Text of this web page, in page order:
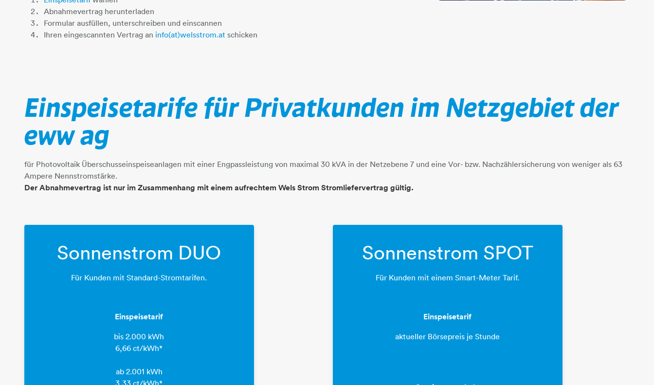
Abnahmevertrag herunterladen
Formular ausfüllen, unterschreiben und einscannen
Ihren eingescannten Vertrag an info(at)welsstrom.at schicken
Einspeisetarife für Privatkunden im Netzgebiet der
eww ag
für Photovoltaik Überschusseinspeiseanlagen mit einer Engpassleistung von maximal 30 kVA in der Netzebene 7 und eine Vor- bzw. Nachzählersicherung von weniger als 63
Ampere Nennstromstärke.
​​​​​​​Der Abnahmevertrag ist nur im Zusammenhang mit einem aufrechtem Wels Strom Stromliefervertrag gültig.
Sonnenstrom DUO
Für Kunden mit Standard-Stromtarifen.
Einspeisetarif
bis 2.000 kWh
​​​​​​​​​​​​​​6,66 ct/kWh*
ab 2.001 kWh
​​​​​​​3,33 ct/kWh*
Sonnenstrom SPOT
Für Kunden mit einem Smart-Meter Tarif.
Einspeisetarif
aktueller Börsepreis je Stunde